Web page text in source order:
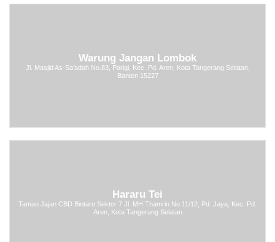
Warung Jangan Lombok
Jl. Masjid As-Sa'adah No.83, Parigi, Kec. Pd. Aren, Kota Tangerang Selatan,
Banten 15227
Hararu Tei
Taman Jajan CBD Bintaro Sektor 7 Jl. MH Thamrin No.11/12, Pd. Jaya, Kec. Pd.
Aren, Kota Tangerang Selatan